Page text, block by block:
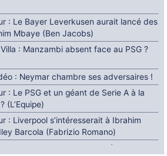
: Le Bayer Leverkusen aurait lancé des
Mbaye (Ben Jacobs)
: Manzambi absent face au PSG ?
: Neymar chambre ses adversaires !
: Le PSG et un géant de Serie A à la
(L’Equipe)
: Liverpool s’intéresserait à Ibrahim
Barcola (Fabrizio Romano)
: Accord contractuel trouvé entre le